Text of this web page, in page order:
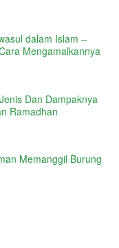
dalam Islam –
Mengamalkannya
Dan Dampaknya
Ramadhan
Memanggil Burung